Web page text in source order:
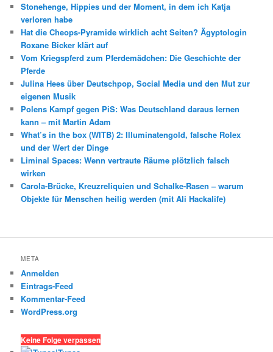
Stonehenge, Hippies und der Moment, in dem ich Katja
verloren habe
Hat die Cheops-Pyramide wirklich acht Seiten? Ägyptologin
Roxane Bicker klärt auf
Vom Kriegspferd zum Pferdemädchen: Die Geschichte der
Pferde
Julina Hees über Deutschpop, Social Media und den Mut zur
eigenen Musik
Polens Kampf gegen PiS: Was Deutschland daraus lernen
kann – mit Martin Adam
What’s in the box (WITB) 2: Illuminatengold, falsche Rolex
und der Wert der Dinge
Liminal Spaces: Wenn vertraute Räume plötzlich falsch
wirken
Carola-Brücke, Kreuzreliquien und Schalke-Rasen – warum
Objekte für Menschen heilig werden (mit Ali Hackalife)
META
Anmelden
Eintrags-Feed
Kommentar-Feed
WordPress.org
Keine Folge verpassen